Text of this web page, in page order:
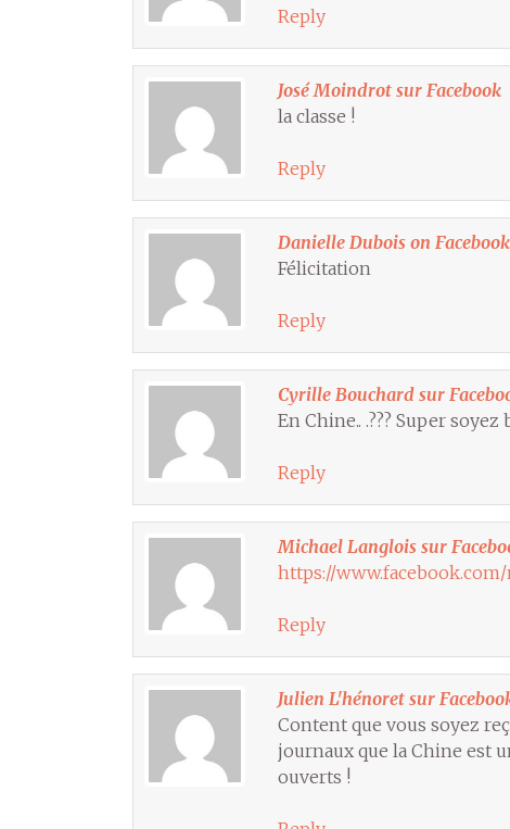
Reply
José Moindrot sur Facebook
la classe !
Reply
Danielle Dubois on Facebook
Félicitation
Reply
Cyrille Bouchard sur
En Chine.. .??? Super
Reply
Michael Langlois sur
https://www.facebook.com/
Reply
Julien L'hénoret sur
Content que vous soyez
journaux que la Chine est
ouverts !